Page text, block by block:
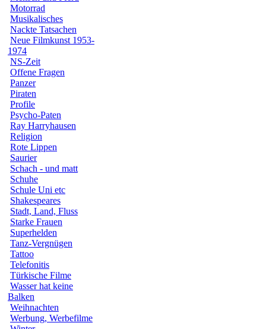
Motorrad
Musikalisches
Nackte Tatsachen
Neue Filmkunst 1953-
1974
NS-Zeit
Offene Fragen
Panzer
Piraten
Profile
Psycho-Paten
Ray Harryhausen
Religion
Rote Lippen
Saurier
Schach - und matt
Schuhe
Schule Uni etc
Shakespeares
Stadt, Land, Fluss
Starke Frauen
Superhelden
Tanz-Vergnügen
Tattoo
Telefonitis
Türkische Filme
Wasser hat keine
Balken
Weihnachten
Werbung, Werbefilme